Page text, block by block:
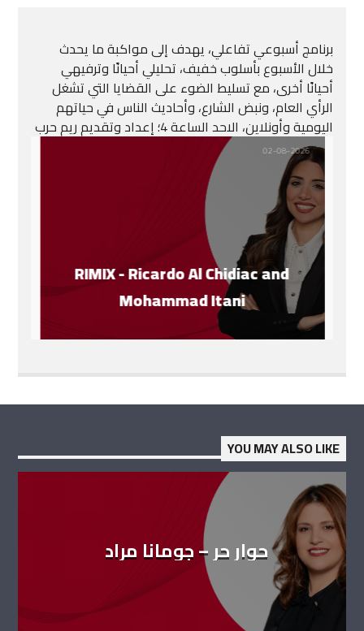
برنامج أسبوعي تفاعلي، يهدف إلى مواكبة ما يحدث
خلال الأسبوع بأسلوب خفيف، تحليلي أحيانًا وترفيهي
أحيانًا أخرى، مع تسليط الضوء على القضايا التي تشغل
الرأي العام، ونبض الشارع، وأحاديث الناس في حياتهم
اليومية وأونلاين، الاحد الساعة 4؛ إعداد وتقديم ريم حرب
RIMIX - Ricardo Al Chidiac and
Mohammad Itani
02-08-2026
YOU MAY ALSO LIKE
حوار حر – جومانا مراد